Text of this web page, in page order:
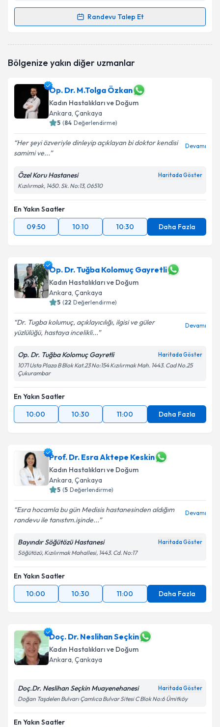
Randevu Talep Et
Randevu Takvimi Talebi
takvimi talebi oluşturun. Size bu uzmandan randevu
bilgilendireceğiz.
E-posta Adresiniz
Kişisel verilerimin işlenmesine ilişkin
kapsamda işlenmesini kabul ediyorum.
Takvim Talebini Gönder
Bölgenize yakın diğer uzmanlar
Op. Dr. M.Tolga Özkan
Kadın Hastalıkları ve Doğum
Ankara, Çankaya
5 (84 Değerlendirme)
Her şeyi özveriyle dinleyip açıklayan bi doktor kendisi
samimi ve...
Devamı
Özel Koru Hastanesi Haritada Göster
Kızılırmak, 1450. Sk. No:13, 06510
En Yakın Saatler
09:50
10:10 10:30 Daha Fazla
Op. Dr. Tuğba Kolomuç Gayretli
Kadın Hastalıkları ve Doğum
Ankara, Çankaya
5 (22 Değerlendirme)
Dr. Tugba kolumuç, açıklayıcılığı, ilgisi ve güler
yüzlülüğü, hastaya incelikli...
Devamı
Op. Dr. Tuğba Kolomuç Gayretli Haritada Göster
1071 Usta Plaza B Blok Kat.23 No:154 Kızılırmak Mah. 1443. Cad No.25
Çukurambar
En Yakın Saatler
10:00
10:30 11:00 Daha Fazla
Prof. Dr. Esra Aktepe Keskin
Kadın Hastalıkları ve Doğum
Ankara, Çankaya
5 (5 Değerlendirme)
Esra hocamla bu gün Medisis hastanesinden aldığım
randevu ile tanıstım.işinde...
Devamı
Bayındır Söğütözü Hastanesi Haritada Göster
Söğütözü, Kızılırmak Mahallesi, 1443. Cd. No:17
En Yakın Saatler
10:00
10:30 11:00 Daha Fazla
Doç. Dr. Neslihan Seçkin
Kadın Hastalıkları ve Doğum
Ankara, Çankaya
Doç.Dr. Neslihan Seçkin Muayenehanesi Haritada Göster
Doğan Taşdelen Bulvarı Çamlıca Bulvar Sitesi C Blok No:6 Ümitköy
En Yakın Saatler